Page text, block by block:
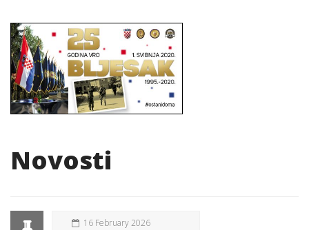
Novosti
16 February 2026